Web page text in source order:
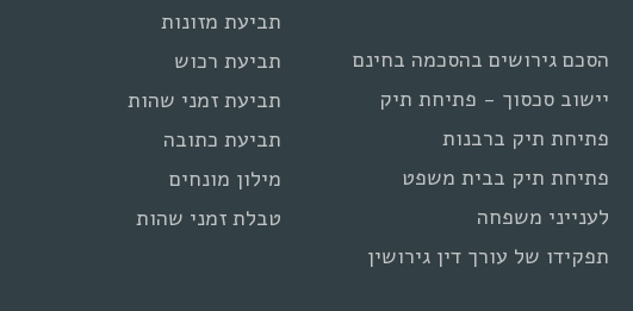
הסכם גירושים בהסכמה בחינם
יישוב סכסוך - פתיחת תיק
פתיחת תיק ברבנות
פתיחת תיק בבית משפט
לענייני משפחה
תפקידו של עורך דין גירושין
תביעת מזונות
תביעת רכוש
תביעת זמני שהות
תביעת כתובה
מילון מונחים
טבלת זמני שהות